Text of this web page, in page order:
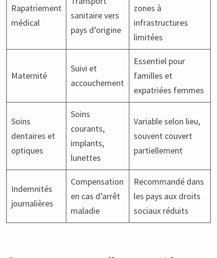
Rapatriement
médical
sanitaire vers
pays d’origine
zones à
infrastructures
limitées
Maternité
Suivi et
accouchement
Essentiel pour
familles et
expatriées femmes
Soins
dentaires et
optiques
Soins
courants,
implants,
lunettes
Variable selon lieu,
souvent couvert
partiellement
Indemnités
journalières
Compensation
en cas d’arrêt
maladie
Recommandé dans
les pays aux droits
sociaux réduits